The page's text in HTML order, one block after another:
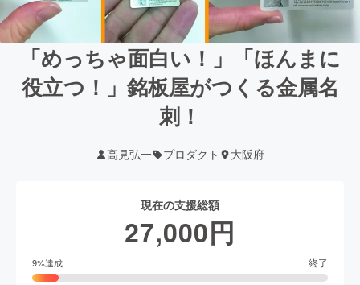
「めっちゃ面白い！」「ほんまに
役立つ！」銘板屋がつくる金属名
刺！
高見弘一 プロダクト 大阪府
現在の支援総額
27,000円
9%達成 終了